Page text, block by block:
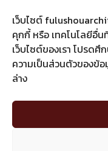
เว็บไซต์
คุกกี้ หรือ เทคโนโลยีอื่
เว็บไซต์ของเรา โปรดศึ
ความเป็นส่วนตัวของข้อ
ล่าง
FU LU SHOU
Click to